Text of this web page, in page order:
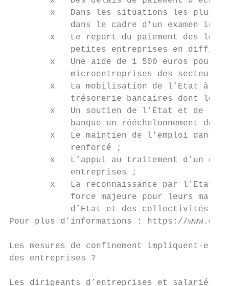
x   Dans les situations les plus
dans le cadre d'un examen
x   Le report du paiement des
petites entreprises en
x   Une aide de 1 500 euros pour
microentreprises des secteurs
x   La mobilisation de l’Etat à
trésorerie bancaires dont les
x   Un soutien de l’Etat et de la
banque un rééchelonnement des
x   Le maintien de l'emploi dans
            renforcé ;
x   L’appui au traitement d’un
            entreprises ;
x   La reconnaissance par l’Etat
force majeure pour leurs
d’Etat et des collectivités
Pour plus d’informations : https://
Les mesures de confinement impliquent-
des entreprises ?
Les dirigeants d’entreprises et salariés